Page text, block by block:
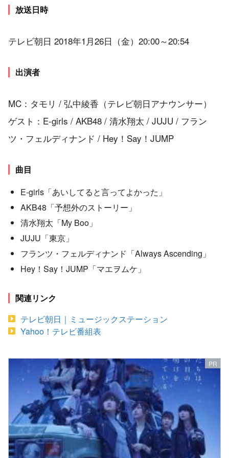
放送日時
テレビ朝日 2018年1月26日（金）20:00～20:54
出演者
MC：タモリ / 弘中綾香（テレビ朝日アナウンサー）
ゲスト：E-girls / AKB48 / 清水翔太 / JUJU / フラン
ツ・フェルディナンド / Hey！Say！JUMP
曲目
E-girls「あいしてると言ってよかった」
AKB48「予想外のストーリー」
清水翔太「My Boo」
JUJU「東京」
フランツ・フェルディナンド「Always Ascending」
Hey！Say！JUMP「マエヲムケ」
関連リンク
テレビ朝日｜ミュージックステーション
Yahoo！テレビ番組表